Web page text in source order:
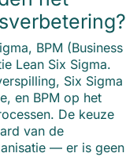
BPM (Business
Lean Six Sigma.
Six Sigma
en BPM op het
De keuze
van de
— er is geen